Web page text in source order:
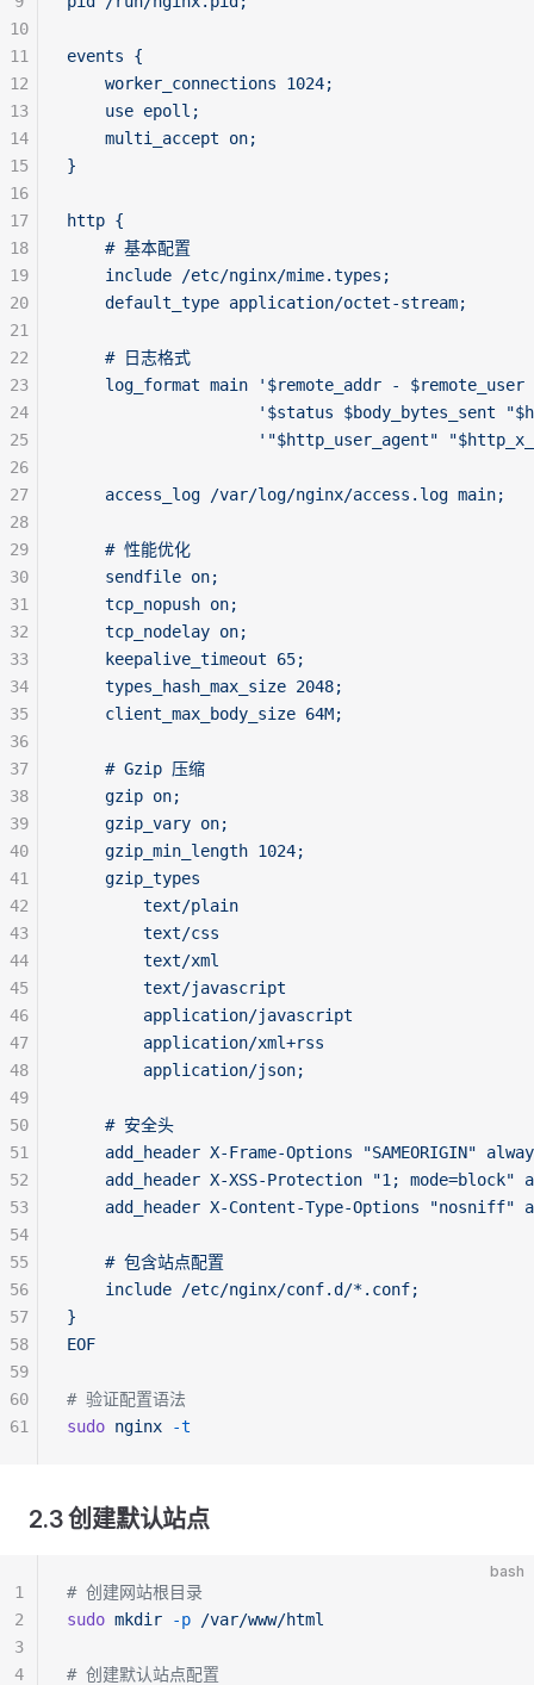
events {
    worker_connections 1024;
    use epoll;
    multi_accept on;
}
http {
    # 基本配置
    include /etc/nginx/mime.types;
    default_type application/octet-stream;
    # 日志格式
log_format main '$remote_addr - $remote_user
'$status $body_bytes_sent
'"$http_user_agent"
    access_log /var/log/nginx/access.log main;
    # 性能优化
    sendfile on;
    tcp_nopush on;
    tcp_nodelay on;
    keepalive_timeout 65;
    types_hash_max_size 2048;
    client_max_body_size 64M;
    # Gzip 压缩
    gzip on;
    gzip_vary on;
    gzip_min_length 1024;
    gzip_types
        text/plain
        text/css
        text/xml
        text/javascript
        application/javascript
        application/xml+rss
        application/json;
    # 安全头
add_header X-Frame-Options "SAMEORIGIN"
add_header X-XSS-Protection "1; mode=block"
add_header X-Content-Type-Options "nosniff"
    # 包含站点配置
    include /etc/nginx/conf.d/*.conf;
}
EOF
# 验证配置语法
sudo nginx -t
10
11
12
13
14
15
16
17
18
19
20
21
22
23
24
25
26
27
28
29
30
31
32
33
34
35
36
37
38
39
40
41
42
43
44
45
46
47
48
49
50
51
52
53
54
55
56
57
58
59
60
61
2.3 创建默认站点
bash
# 创建网站根目录
sudo mkdir -p /var/www/html
# 创建默认站点配置
1
2
3
4